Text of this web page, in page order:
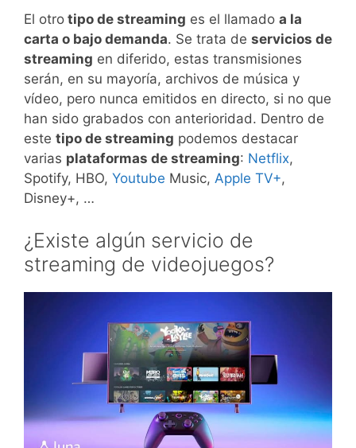
El otro tipo de streaming es el llamado a la
carta o bajo demanda. Se trata de servicios de
streaming en diferido, estas transmisiones
serán, en su mayoría, archivos de música y
vídeo, pero nunca emitidos en directo, si no que
han sido grabados con anterioridad. Dentro de
este tipo de streaming podemos destacar
varias plataformas de streaming: Netflix,
Spotify, HBO, Youtube Music, Apple TV+,
Disney+, …
¿Existe algún servicio de
streaming de videojuegos?